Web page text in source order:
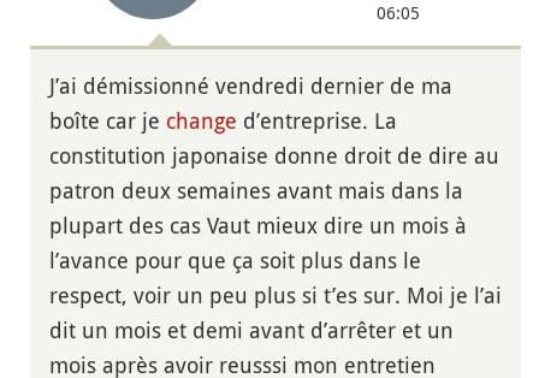
06:05
J’ai démissionné vendredi dernier de ma
boîte car je change d’entreprise. La
constitution japonaise donne droit de dire au
patron deux semaines avant mais dans la
plupart des cas Vaut mieux dire un mois à
l’avance pour que ça soit plus dans le
respect, voir un peu plus si t’es sur. Moi je l’ai
dit un mois et demi avant d’arrêter et un
mois après avoir reusssi mon entretien